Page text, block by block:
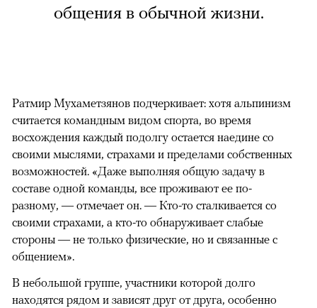
общения в обычной жизни.
Ратмир Мухаметзянов подчеркивает: хотя альпинизм
считается командным видом спорта, во время
восхождения каждый подолгу остается наедине со
своими мыслями, страхами и пределами собственных
возможностей. «Даже выполняя общую задачу в
составе одной команды, все проживают ее по-
разному, — отмечает он. — Кто-то сталкивается со
своими страхами, а кто-то обнаруживает слабые
стороны — не только физические, но и связанные с
общением».
В небольшой группе, участники которой долго
находятся рядом и зависят друг от друга, особенно